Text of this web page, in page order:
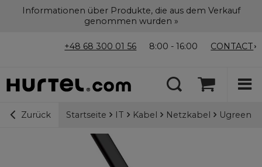
Informationen über Produkte, die aus dem Verkauf
genommen wurden »
+48 68 300 01 56 8:00 - 16:00 CONTACT
Zurück Startseite IT Kabel Netzkabel Ugreen